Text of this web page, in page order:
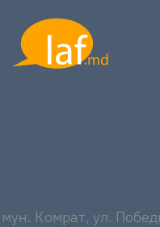
Комрат, ул.